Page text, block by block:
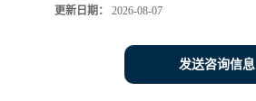
更新日期： 2026-08-07
发送咨询信息